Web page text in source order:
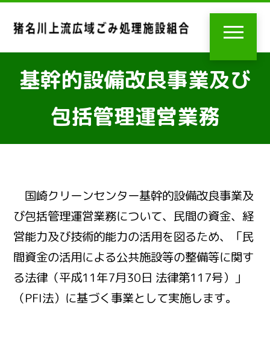
基幹的設備改良事業及び
包括管理運営業務
国崎クリーンセンター基幹的設備改良事業及
び包括管理運営業務について、民間の資金、経
営能力及び技術的能力の活用を図るため、「民
間資金の活用による公共施設等の整備等に関す
る法律（平成11年7月30日 法律第117号）」
（PFI法）に基づく事業として実施します。